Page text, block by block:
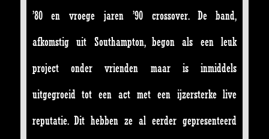
’80 en vroege jaren ’90 crossover. De band,
afkomstig uit Southampton, begon als een leuk
project onder vrienden maar is inmiddels
uitgegroeid tot een act met een ijzersterke live
reputatie. Dit hebben ze al eerder gepresenteerd